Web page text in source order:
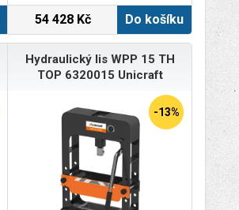
54 428 Kč Do košíku
Hydraulický lis WPP 15 TH
TOP 6320015 Unicraft
-13%